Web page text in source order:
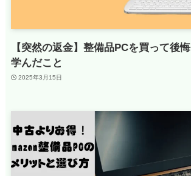
【突然の返金】整備品PCを買って後
学んだこと
2025年3月15日